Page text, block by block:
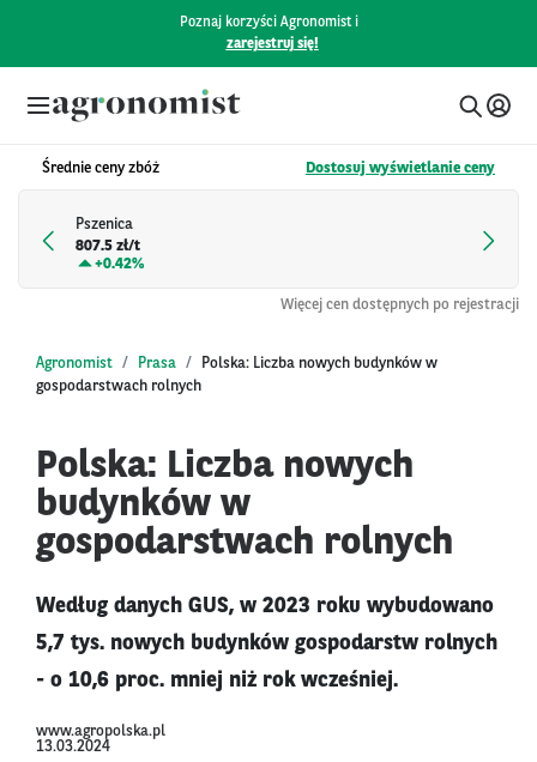
Poznaj korzyści Agronomist i
zarejestruj się!
Średnie ceny zbóż Dostosuj wyświetlanie ceny
Pszenica
807.5 zł/t
+0.42%
Więcej cen dostępnych po rejestracji
Agronomist Prasa
Polska: Liczba nowych budynków w
gospodarstwach rolnych
Polska: Liczba nowych
budynków w
gospodarstwach rolnych
Według danych GUS, w 2023 roku wybudowano
5,7 tys. nowych budynków gospodarstw rolnych
- o 10,6 proc. mniej niż rok wcześniej.
www.agropolska.pl
13.03.2024